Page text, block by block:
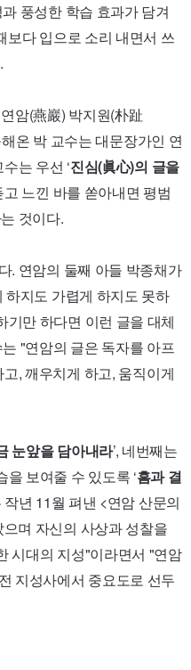
풍성한 학습 효과가 담겨
보다 입으로 소리 내면서 쓰
연암(燕巖) 박지원(朴趾
온 박 교수는 대문장가인 연
는 우선 ‘진심(眞心)의 글을
느낀 바를 쏟아내면 평범
것이다.
. 연암의 둘째 아들 박종채가
하지도 가렵게 하지도 못하
기만 하다면 이런 글을 대체
"연암의 글은 독자를 아프
, 깨우치게 하고, 움직이게
눈앞을 담아내라’, 네번째는
보여줄 수 있도록 ‘흠과 결
작년 11월 펴낸 <연암 산문의
며 자신의 사상과 성찰을
시대의 지성"이라면서 "연암
지성사에서 중요도로 선두